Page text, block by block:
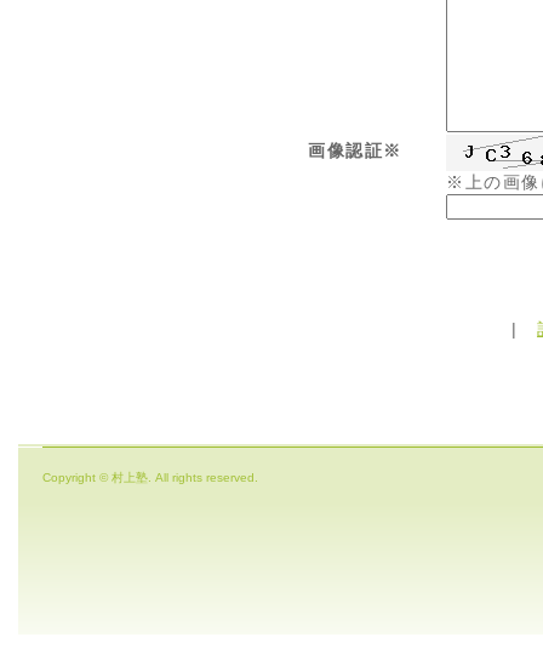
画像認証※
※上の画像
|
Copyright © 村上塾. All rights reserved.